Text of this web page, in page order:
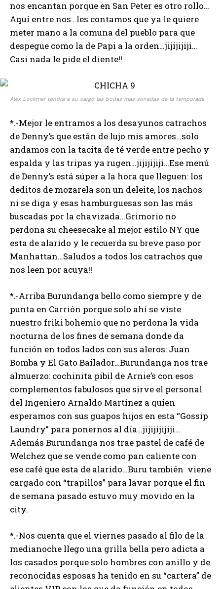
nos encantan porque en San Peter es otro rollo…
Aquí entre nos…les contamos que ya le quiere
meter mano a la comuna del pueblo para que
despegue como la de Papi a la orden…jijijijiji…
Casi nada le pide el diente!!
Alex Lockmer tendra a su cargo las bodas mas sonadas de la temporada
*.-Mejor le entramos a los desayunos catrachos
de Denny’s que están de lujo mis amores…solo
andamos con la tacita de té verde entre pecho y
espalda y las tripas ya rugen…jijijijiji…Ese menú
de Denny’s está súper a la hora que lleguen: los
deditos de mozarela son un deleite, los nachos
ni se diga y esas hamburguesas son las más
buscadas por la chavizada…Grimorio no
perdona su cheesecake al mejor estilo NY que
esta de alarido y le recuerda su breve paso por
Manhattan…Saludos a todos los catrachos que
nos leen por acuya!!
*.-Arriba Burundanga bello como siempre y de
punta en Carrión porque solo ahí se viste
nuestro friki bohemio que no perdona la vida
nocturna de los fines de semana donde da
función en todos lados con sus aleros: Juan
Bomba y El Gato Bailador…Burundanga nos trae
almuerzo: cochinita pibil de Arnie’s con esos
complementos fabulosos que sirve el personal
del Ingeniero Arnaldo Martínez a quien
esperamos con sus guapos hijos en esta “Gossip
Laundry” para ponernos al día…jijijijijiji…
Además Burundanga nos trae pastel de café de
Welchez que se vende como pan caliente con
ese café que esta de alarido…Buru también viene
cargado con “trapillos” para lavar porque el fin
de semana pasado estuvo muy movido en la
city.
*.-Nos cuenta que el viernes pasado al filo de la
medianoche llego una grilla bella pero adicta a
los casados porque solo hombres con anillo y de
reconocidas esposas ha tenido en su “cartera” de